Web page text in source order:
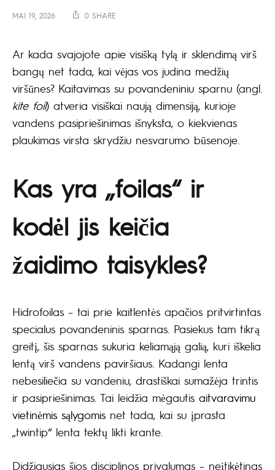
MAI 19, 2026 0 SHARE
Ar kada svajojote apie visišką tylą ir sklendimą virš
bangų net tada, kai vėjas vos judina medžių
viršūnes? Kaitavimas su povandeniniu sparnu (angl.
kite foil) atveria visiškai naują dimensiją, kurioje
vandens pasipriešinimas išnyksta, o kiekvienas
plaukimas virsta skrydžiu nesvarumo būsenoje.
Kas yra „foilas“ ir
kodėl jis keičia
žaidimo taisykles?
Hidrofoilas – tai prie kaitlentės apačios pritvirtintas
specialus povandeninis sparnas. Pasiekus tam tikrą
greitį, šis sparnas sukuria keliamąją galią, kuri iškelia
lentą virš vandens paviršiaus. Kadangi lenta
nebesiliečia su vandeniu, drastiškai sumažėja trintis
ir pasipriešinimas. Tai leidžia mėgautis aitvaravimu
vietinėmis sąlygomis net tada, kai su įprasta
„twintip“ lenta tektų likti krante.
Didžiausias šios disciplinos privalumas – neįtikėtinas